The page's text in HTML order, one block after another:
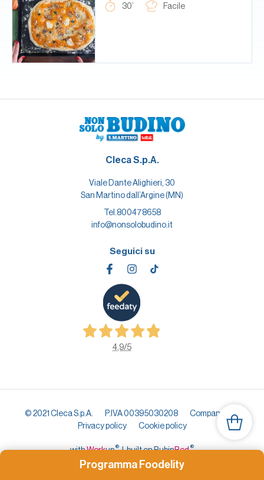
30’
Facile
Cleca S.p.A.
Viale Dante Alighieri, 30
San Martino dall’Argine (MN)
Tel. 800478658
info@nonsolobudino.it
Seguici su
4,9/5
© 2021 Cleca S.p.A. P.IVA 00395030208
Company info
Privacy policy
Cookie policy
withWorkup® | built on RubinRed®
Programma Foodelity